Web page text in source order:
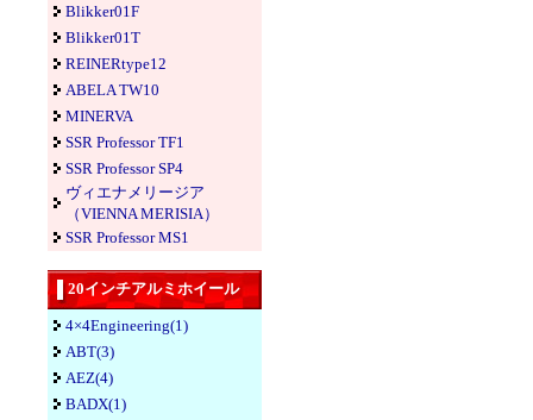
Blikker01F
Blikker01T
REINERtype12
ABELA TW10
MINERVA
SSR Professor TF1
SSR Professor SP4
ヴィエナメリージア
（VIENNA MERISIA）
SSR Professor MS1
20インチアルミホイール
4×4Engineering(1)
ABT(3)
AEZ(4)
BADX(1)